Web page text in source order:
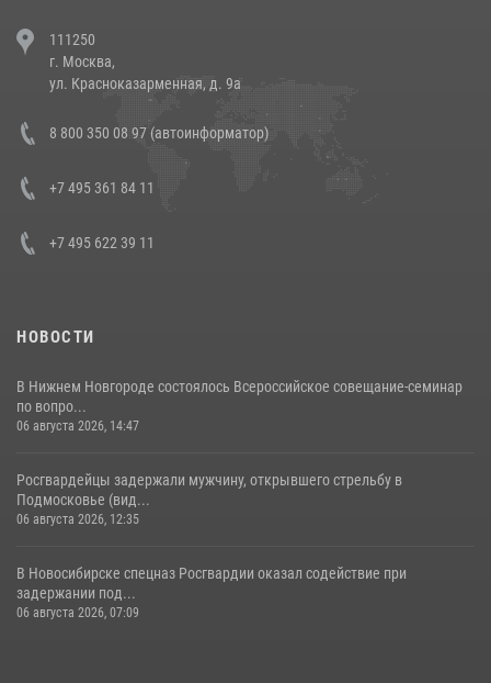
напавших на бригаду скорой помощи (видео)
14 июля 2026, 12:20
В Росгвардии прошла военно-научная конференция по обобщению
боевого опыта
111250
г. Москва,
ул. Красноказарменная, д. 9а
8 800 350 08 97 (автоинформатор)
+7 495 361 84 11
+7 495 622 39 11
НОВОСТИ
В Нижнем Новгороде состоялось Всероссийское совещание-семинар
по вопро...
06 августа 2026, 14:47
Росгвардейцы задержали мужчину, открывшего стрельбу в
Подмосковье (вид...
06 августа 2026, 12:35
В Новосибирске спецназ Росгвардии оказал содействие при
задержании под...
06 августа 2026, 07:09